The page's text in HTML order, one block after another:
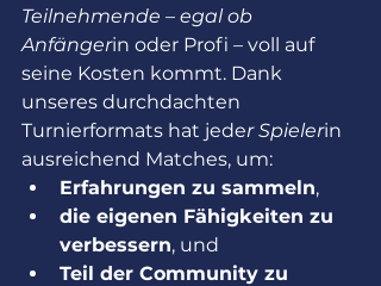
Teilnehmende – egal ob
Anfängerin oder Profi – voll auf
seine Kosten kommt. Dank
unseres durchdachten
Turnierformats hat jeder Spielerin
ausreichend Matches, um:
Erfahrungen zu sammeln,
die eigenen Fähigkeiten zu
verbessern, und
Teil der Community zu